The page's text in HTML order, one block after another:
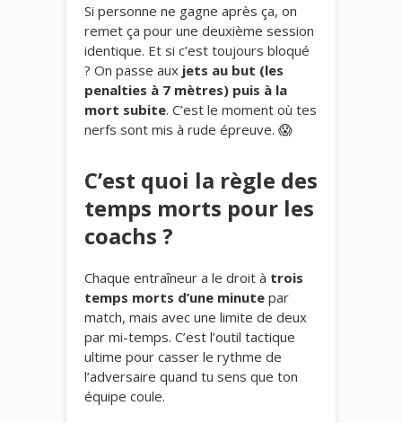
Si personne ne gagne après ça, on
remet ça pour une deuxième session
identique. Et si c’est toujours bloqué
? On passe aux jets au but (les
penalties à 7 mètres) puis à la
mort subite. C’est le moment où tes
nerfs sont mis à rude épreuve. 😱
C’est quoi la règle des
temps morts pour les
coachs ?
Chaque entraîneur a le droit à trois
temps morts d’une minute par
match, mais avec une limite de deux
par mi-temps. C’est l’outil tactique
ultime pour casser le rythme de
l’adversaire quand tu sens que ton
équipe coule.